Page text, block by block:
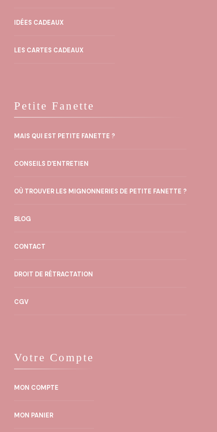
IDÉES CADEAUX
LES CARTES CADEAUX
Petite Fanette
MAIS QUI EST PETITE FANETTE ?
CONSEILS D'ENTRETIEN
OÙ TROUVER LES MIGNONNERIES DE PETITE FANETTE ?
BLOG
CONTACT
DROIT DE RÉTRACTATION
CGV
Votre Compte
MON COMPTE
MON PANIER